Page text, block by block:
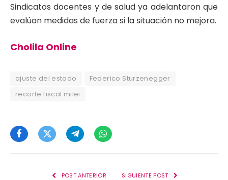
Sindicatos docentes y de salud ya adelantaron que
evalúan medidas de fuerza si la situación no mejora.
Cholila Online
ajuste del estado
Federico Sturzenegger
recorte fiscal milei
FacebookTwitterTelegramWhatsApp
POST ANTERIOR SIGUIENTE POST